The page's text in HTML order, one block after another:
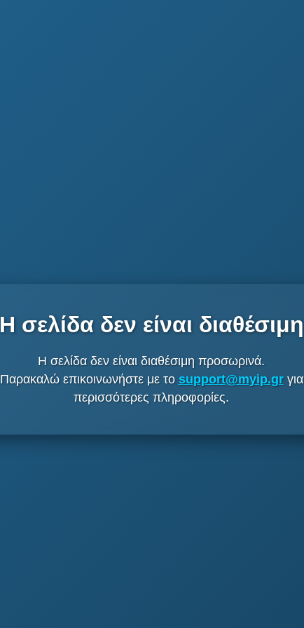
Η σελίδα δεν είναι διαθέσιμη
Η σελίδα δεν είναι διαθέσιμη προσωρινά.
Παρακαλώ επικοινωνήστε με το support@myip.grγια
περισσότερες πληροφορίες.